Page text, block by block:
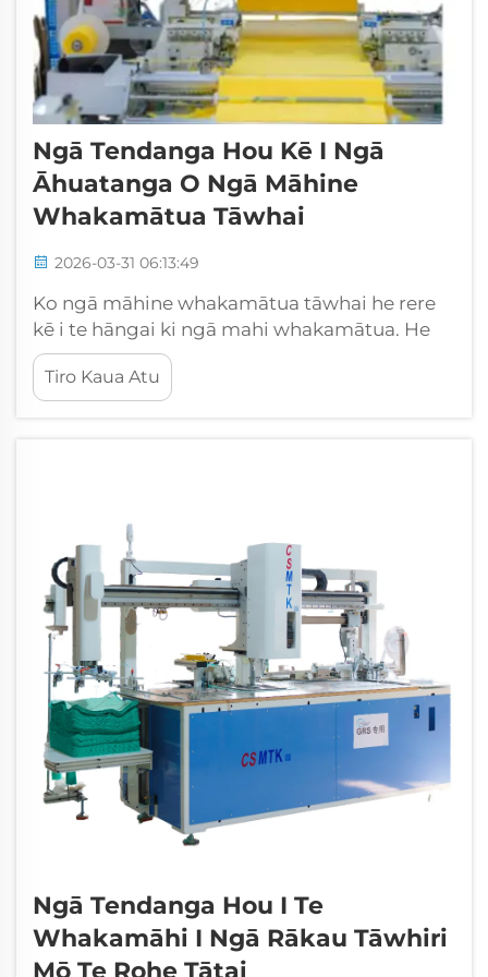
Ngā Tendanga Hou Kē I Ngā
Āhuatanga O Ngā Māhine
Whakamātua Tāwhai
2026-03-31 06:13:49
Ko ngā māhine whakamātua tāwhai he rere
kē i te hāngai ki ngā mahi whakamātua. He
nui ngā wā me ngā mahi e whakamātua ana,
nō reira ka taea e ngā hōtēl, ngā whare
hākinakina me ēnei āhua atu te whakamātua
Tiro Kaua Atu
Ngā Tendanga Hou I Te
Whakamāhi I Ngā Rākau Tāwhiri
Mō Te Rohe Tātai